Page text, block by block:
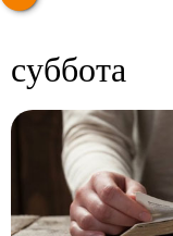
суббота